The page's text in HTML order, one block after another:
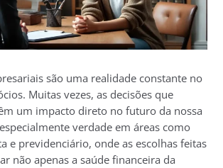
são uma realidade constante no
Muitas vezes, as decisões que
um impacto direto no futuro da nossa
verdade em áreas como
e previdenciário, onde as escolhas feitas
não apenas a saúde financeira da